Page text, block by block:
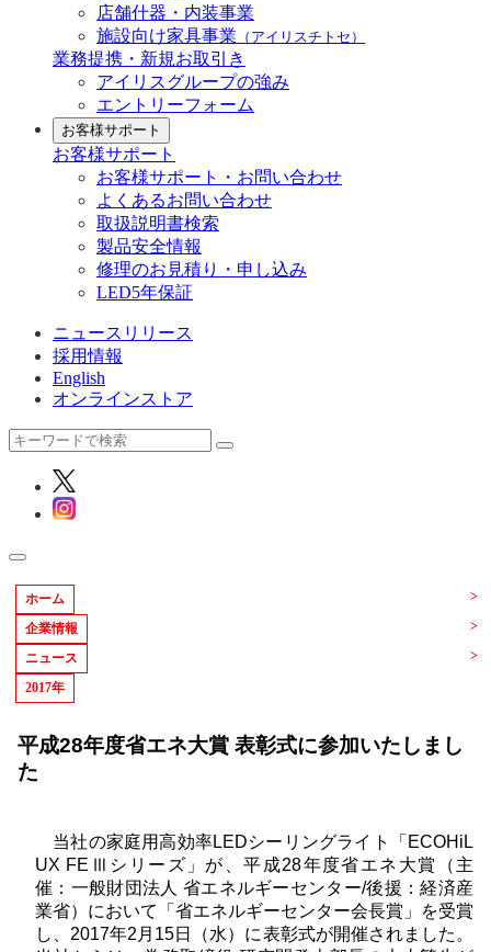
店舗什器・内装事業
施設向け家具事業 （アイリスチトセ）
業務提携・新規お取引き
アイリスグループの強み
エントリーフォーム
お客様サポート
お客様サポート
お客様サポート・お問い合わせ
よくあるお問い合わせ
取扱説明書検索
製品安全情報
修理のお見積り・申し込み
LED5年保証
ニュースリリース
採用情報
English
オンラインストア
ホーム
企業情報
ニュース
2017年
平成28年度省エネ大賞 表彰式に参加いたしまし
た
当社の家庭用高効率LEDシーリングライト「ECOHiL
UX FEⅢシリーズ」が、平成28年度省エネ大賞（主
催：一般財団法人 省エネルギーセンター/後援：経済産
業省）において「省エネルギーセンター会長賞」を受賞
し、2017年2月15日（水）に表彰式が開催されました。